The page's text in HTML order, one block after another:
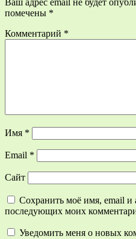
помечены *
Комментарий *
Имя *
Email *
Сайт
Сохранить моё имя, email и
последующих моих
Уведомить меня о новых